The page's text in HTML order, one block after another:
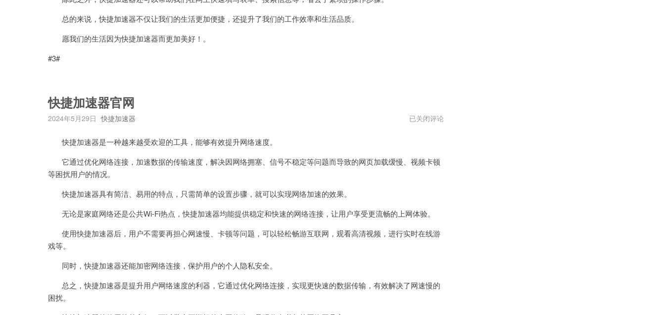
总的来说，快捷加速器不仅让我们的生活更加便捷，还提升了我们的工作效率和生活品质。
愿我们的生活因为快捷加速器而更加美好！。
#3#
快捷加速器官网
2024年5月29日 快捷加速器
快
捷
官
网
已关闭评论
快捷加速器是一种越来越受欢迎的工具，能够有效提升网络速度。
它通过优化网络连接，加速数据的传输速度，解决因网络拥塞、信号不稳定等问题而导致的网页加载缓慢、视频卡顿
等困扰用户的情况。
快捷加速器具有简洁、易用的特点，只需简单的设置步骤，就可以实现网络加速的效果。
无论是家庭网络还是公共Wi-Fi热点，快捷加速器均能提供稳定和快速的网络连接，让用户享受更流畅的上网体验。
使用快捷加速器后，用户不需要再担心网速慢、卡顿等问题，可以轻松畅游互联网，观看高清视频，进行实时在线游
戏等。
同时，快捷加速器还能加密网络连接，保护用户的个人隐私安全。
总之，快捷加速器是提升用户网络速度的利器，它通过优化网络连接，实现更快速的数据传输，有效解决了网速慢的
困扰。